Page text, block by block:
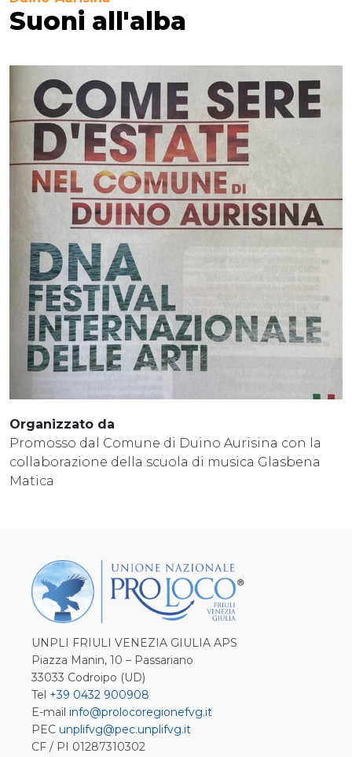
Suoni all'alba
Organizzato da
Promosso dal Comune di Duino Aurisina con la
collaborazione della scuola di musica Glasbena
Matica
UNPLI FRIULI VENEZIA GIULIA APS
Piazza Manin, 10 – Passariano
33033 Codroipo (UD)
Tel +39 0432 900908
E-mail info@prolocoregionefvg.it
PEC unplifvg@pec.unplifvg.it
CF / PI 01287310302